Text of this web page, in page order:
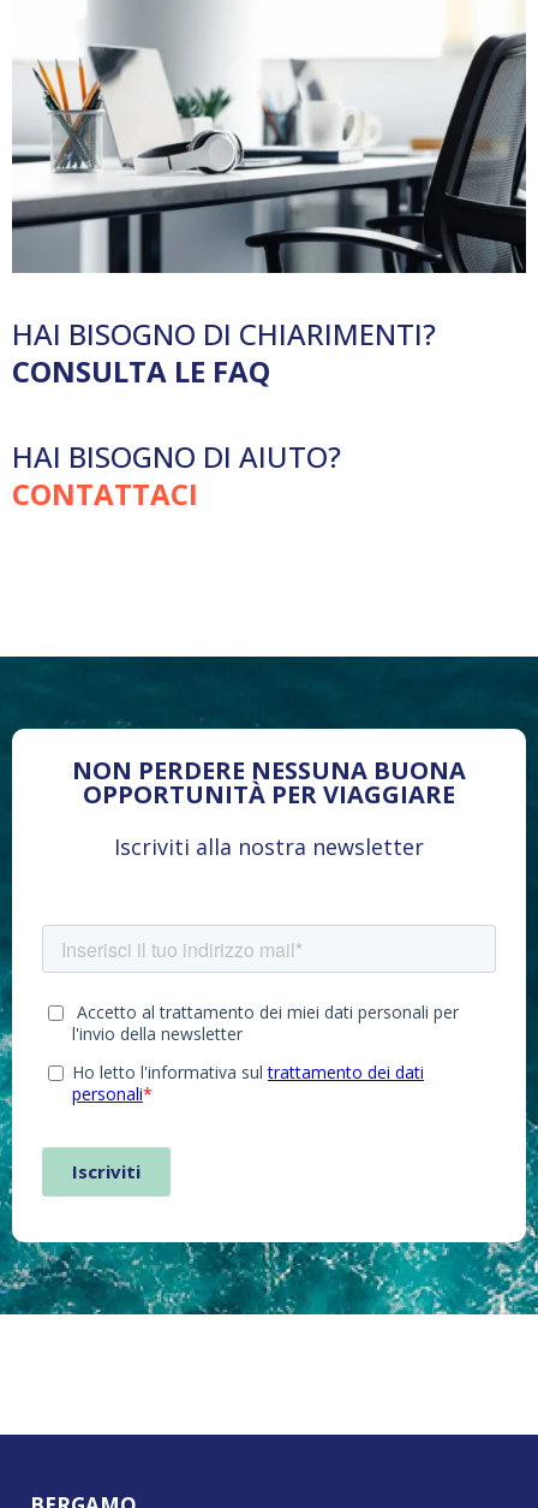
HAI BISOGNO DI CHIARIMENTI?
CONSULTA LE FAQ
HAI BISOGNO DI AIUTO?
CONTATTACI
NON PERDERE NESSUNA BUONA
OPPORTUNITÀ PER VIAGGIARE
Iscriviti alla nostra newsletter